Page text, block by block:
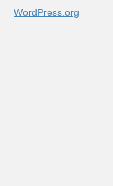
WordPress.org